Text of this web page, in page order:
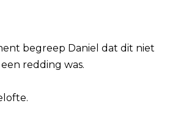
begreep Daniel dat dit niet
redding was.